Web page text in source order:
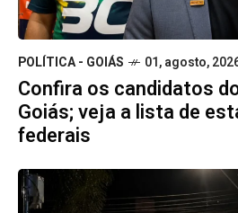
POLÍTICA - GOIÁS 01, agosto,
Confira os candidatos
Goiás; veja a lista de
federais